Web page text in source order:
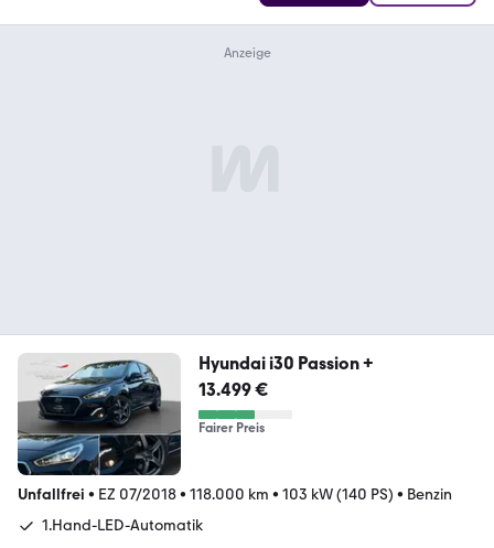
Hyundai i30 Passion +
13.499 €
Fairer Preis
Unfallfrei • EZ 07/2018• 118.000 km • 103 kW (140 PS) • Benzin
1.Hand-LED-Automatik